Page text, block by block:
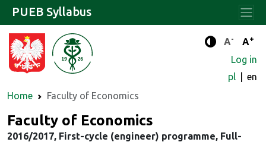
Enhanced
A- A+
Log in
pl
en
Home
Faculty of Economics
PUEB Syllabus
Faculty of Economics
2016/2017, First-cycle (engineer) programme, Full-